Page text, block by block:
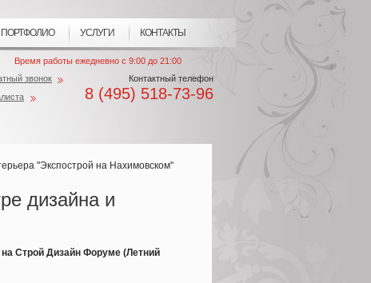
ПОРТФОЛИО УСЛУГИ КОНТАКТЫ
Время работы ежедневно с 9:00 до 21:00
Контактный телефон
8 (495) 518-73-96
звонок
"Экспострой на Нахимовском"
дизайна и
Строй Дизайн Форуме (Летний